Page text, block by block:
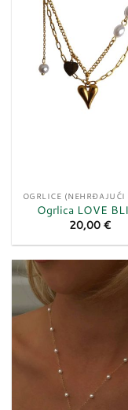
OGRLICE (NEHRĐAJUĆI
Ogrlica LOVE
20,00 €